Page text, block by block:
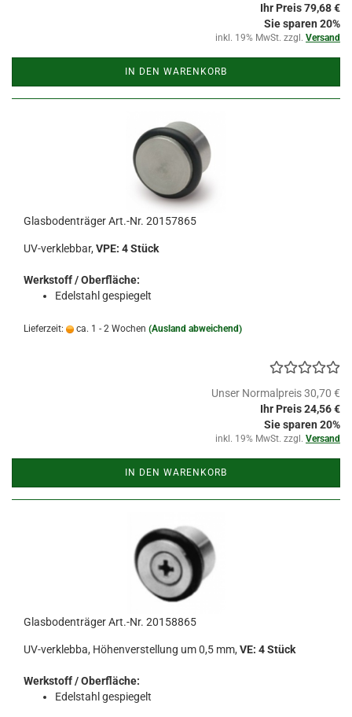
Ihr Preis 79,68 €
Sie sparen 20%
inkl. 19% MwSt. zzgl. Versand
IN DEN WARENKORB
Glasbodenträger Art.-Nr. 20157865
UV-verklebbar, VPE: 4 Stück
Werkstoff / Oberfläche:
Edelstahl gespiegelt
Lieferzeit: ca. 1 - 2 Wochen (Ausland abweichend)
Unser Normalpreis 30,70 €
Ihr Preis 24,56 €
Sie sparen 20%
inkl. 19% MwSt. zzgl. Versand
IN DEN WARENKORB
Glasbodenträger Art.-Nr. 20158865
UV-verklebba, Höhenverstellung um 0,5 mm, VE: 4 Stück
Werkstoff / Oberfläche:
Edelstahl gespiegelt